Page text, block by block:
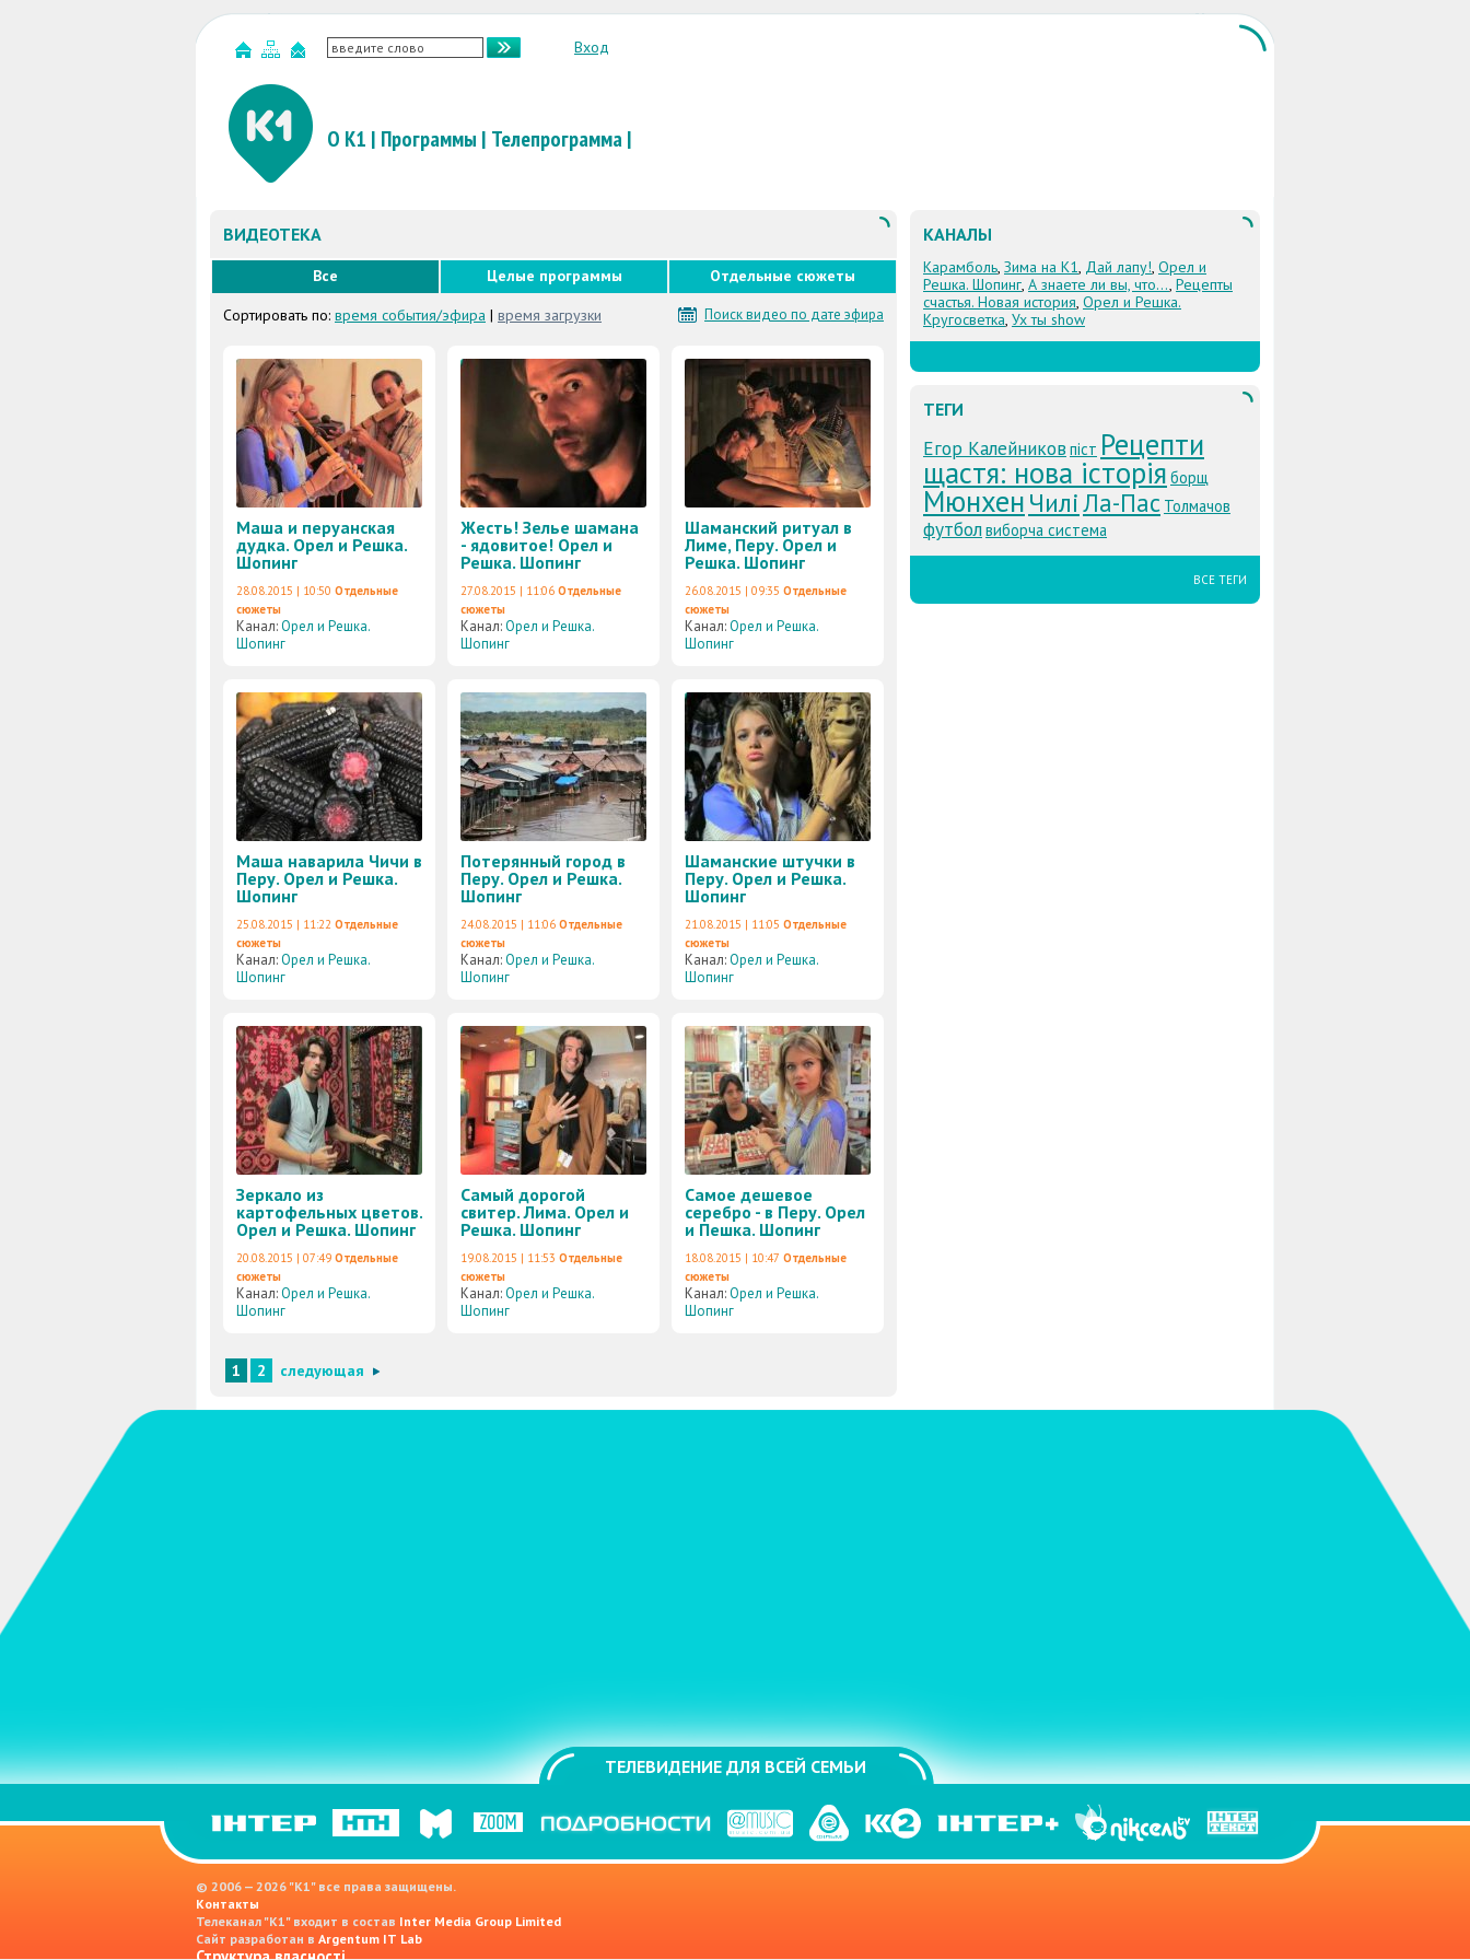
Вход
О К1 | Программы | Телепрограмма|
ВИДЕОТЕКА
Все Целые программы Отдельные сюжеты
Поиск видео по дате эфира
Сортировать по: время события/эфира | время загрузки
Маша и перуанская
дудка. Орел и Решка.
Шопинг
28.08.2015 | 10:50 Отдельные
сюжеты
Канал:Орел и Решка.
Шопинг
Жесть! Зелье шамана
- ядовитое! Орел и
Решка. Шопинг
27.08.2015 | 11:06 Отдельные
сюжеты
Канал:Орел и Решка.
Шопинг
Шаманский ритуал в
Лиме, Перу. Орел и
Решка. Шопинг
26.08.2015 | 09:35 Отдельные
сюжеты
Канал:Орел и Решка.
Шопинг
Маша наварила Чичи в
Перу. Орел и Решка.
Шопинг
25.08.2015 | 11:22 Отдельные
сюжеты
Канал:Орел и Решка.
Шопинг
Потерянный город в
Перу. Орел и Решка.
Шопинг
24.08.2015 | 11:06 Отдельные
сюжеты
Канал:Орел и Решка.
Шопинг
Шаманские штучки в
Перу. Орел и Решка.
Шопинг
21.08.2015 | 11:05 Отдельные
сюжеты
Канал:Орел и Решка.
Шопинг
Зеркало из
картофельных цветов.
Орел и Решка. Шопинг
20.08.2015 | 07:49 Отдельные
сюжеты
Канал:Орел и Решка.
Шопинг
Самый дорогой
свитер. Лима. Орел и
Решка. Шопинг
19.08.2015 | 11:53 Отдельные
сюжеты
Канал:Орел и Решка.
Шопинг
Самое дешевое
серебро - в Перу. Орел
и Пешка. Шопинг
18.08.2015 | 10:47 Отдельные
сюжеты
Канал:Орел и Решка.
Шопинг
1 2 следующая
КАНАЛЫ
Карамболь, Зима на К1, Дай лапу!, Орел и
Решка. Шопинг, А знаете ли вы, что..., Рецепты
счастья. Новая история, Орел и Решка.
Кругосветка, Ух ты show
ТЕГИ
Егор Калейников піст Рецепти
щастя: нова історія борщ
МюнхенЧиліЛа-Пас Толмачов
футболвиборча система
ВСЕ ТЕГИ
ТЕЛЕВИДЕНИЕ ДЛЯ ВСЕЙ СЕМЬИ
© 2006 — 2026 "K1" все права защищены.
Контакты
Телеканал "К1" входит в состав Inter Media Group Limited
Сайт разработан в Argentum IT Lab